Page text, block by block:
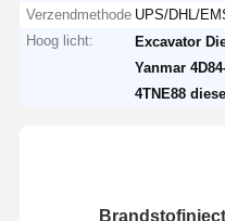
Verzendmethode UPS/DHL/
Hoog licht:
Excavator
Yanmar
4TNE88